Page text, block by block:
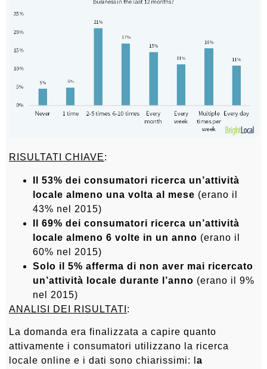
RISULTATI CHIAVE:
Il 53% dei consumatori ricerca un’attività
locale almeno una volta al mese (erano il
43% nel 2015)
Il 69% dei consumatori ricerca un’attività
locale almeno 6 volte in un anno (erano il
60% nel 2015)
Solo il 5% afferma di non aver mai ricercato
un’attività locale durante l’anno (erano il 9%
nel 2015)
ANALISI DEI RISULTATI :
La domanda era finalizzata a capire quanto
attivamente i consumatori utilizzano la ricerca
locale online e i dati sono chiarissimi: l a